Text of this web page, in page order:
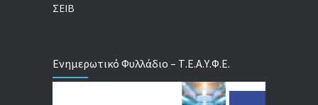
ΣΕΙΒ
Ενημερωτικό Φυλλάδιο – Τ.Ε.Α.Υ.Φ.Ε.